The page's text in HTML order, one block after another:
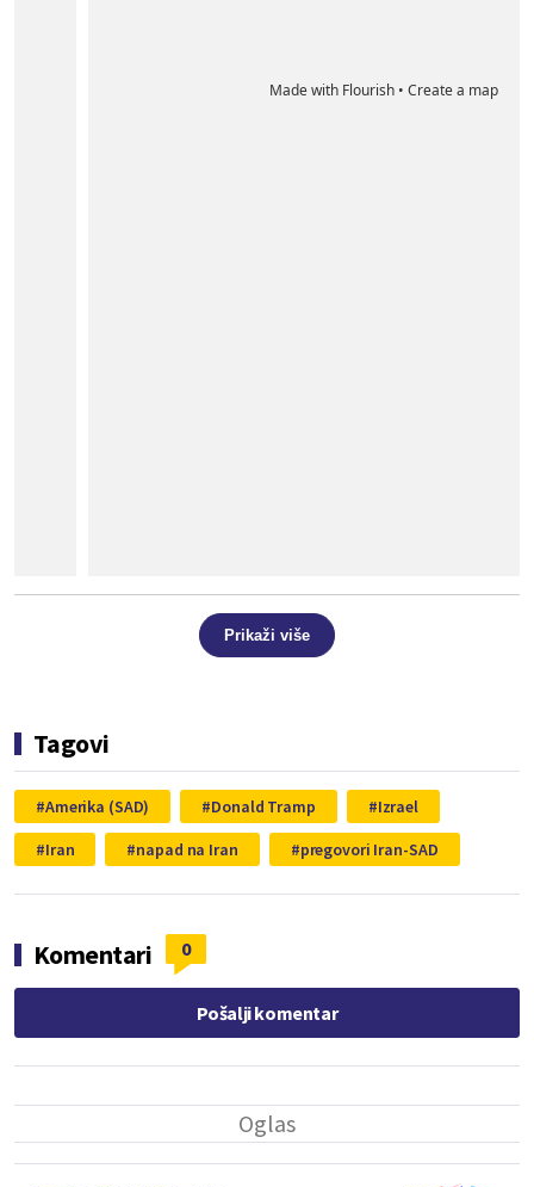
Prikaži više
Tagovi
Amerika (SAD) Donald Tramp
Izrael
Iran
napad na Iran pregovori Iran-SAD
Komentari 0
Pošalji komentar